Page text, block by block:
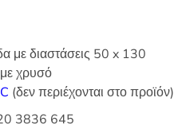
με διαστάσεις 50 x 130
χρυσό
(δεν περιέχονται στο προϊόν)
3836 645